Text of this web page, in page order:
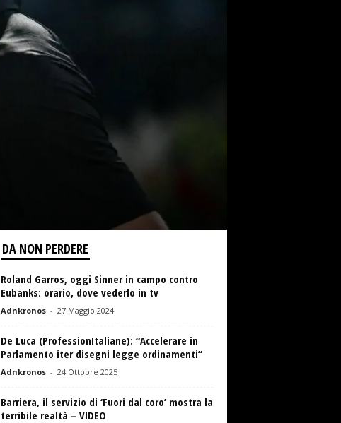
DA NON PERDERE
Roland Garros, oggi Sinner in campo contro
Eubanks: orario, dove vederlo in tv
Adnkronos - 27 Maggio 2024
De Luca (ProfessionItaliane): “Accelerare in
Parlamento iter disegni legge ordinamenti”
Adnkronos - 24 Ottobre 2025
Barriera, il servizio di ‘Fuori dal coro’ mostra la
terribile realtà – VIDEO